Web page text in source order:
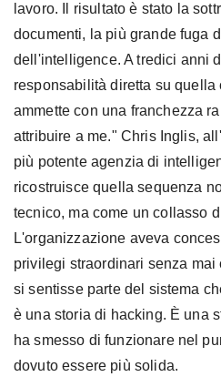
lavoro. Il risultato è stato la
documenti, la più grande fuga
dell'intelligence. A tredici anni
responsabilità diretta su quella
ammette con una franchezza
attribuire a me." Chris Inglis,
più potente agenzia di
ricostruisce quella sequenza
tecnico, ma come un collasso
L'organizzazione aveva
privilegi straordinari senza
si sentisse parte del sistema
è una storia di hacking. È una
ha smesso di funzionare nel
dovuto essere più solida.